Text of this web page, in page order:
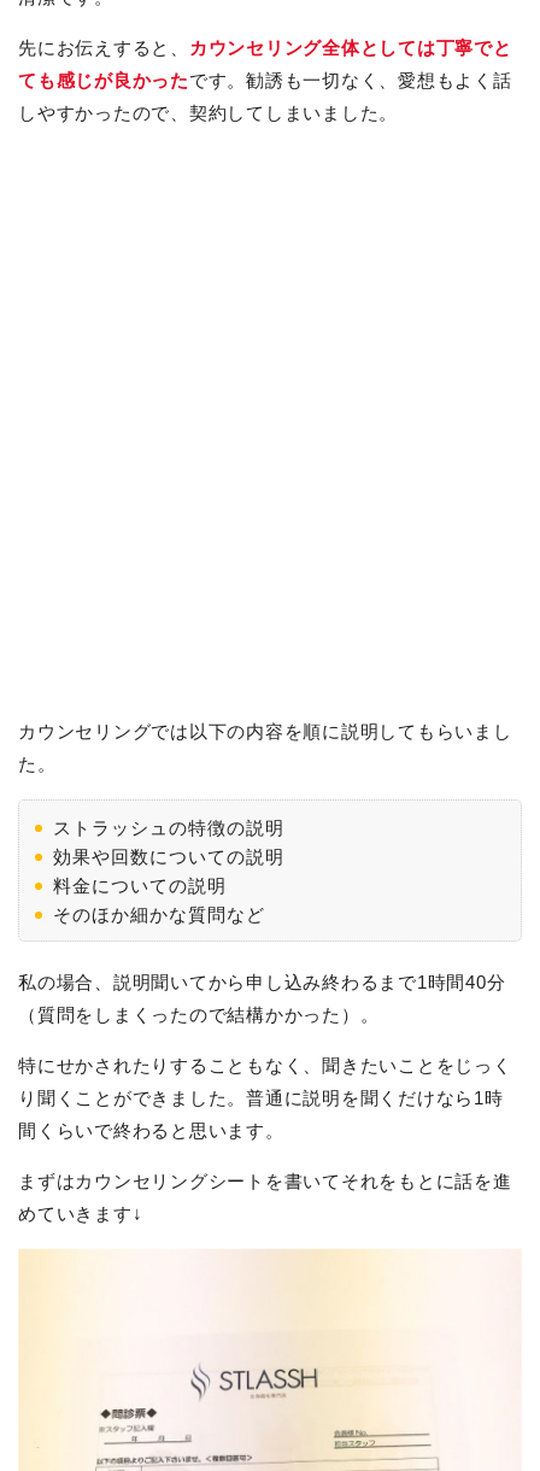
先にお伝えすると、
カウンセリング全体としては丁寧でと
ても感じが良かったです。勧誘も一切なく、愛想もよく話
しやすかったので、契約してしまいました。
カウンセリングでは以下の内容を順に説明してもらいまし
た。
ストラッシュの特徴の説明
効果や回数についての説明
料金についての説明
そのほか細かな質問など
私の場合、説明聞いてから申し込み終わるまで1時間40分
（質問をしまくったので結構かかった）。
特にせかされたりすることもなく、聞きたいことをじっく
り聞くことができました。普通に説明を聞くだけなら1時
間くらいで終わると思います。
まずはカウンセリングシートを書いてそれをもとに話を進
めていきます↓